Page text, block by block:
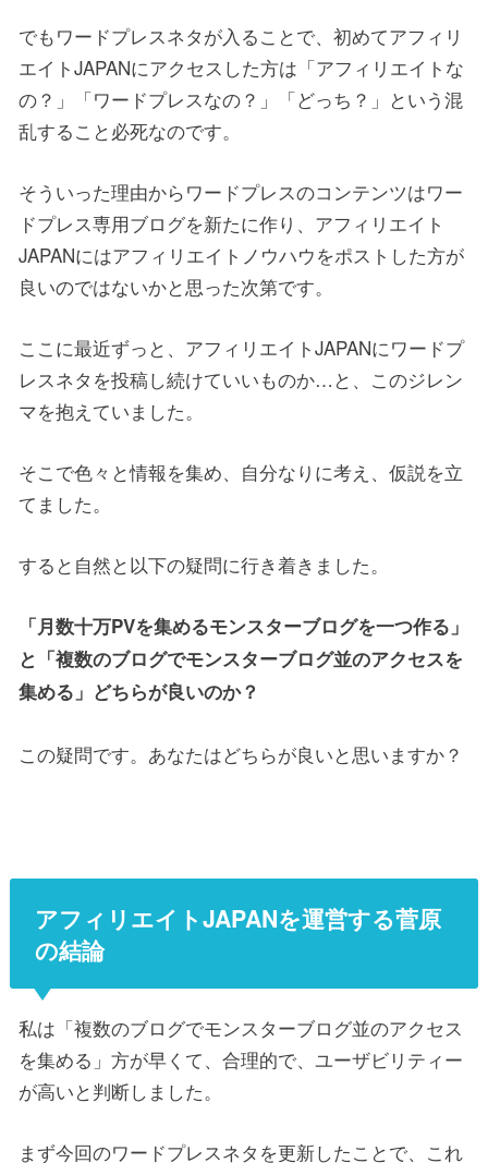
でもワードプレスネタが入ることで、初めてアフィリ
エイトJAPANにアクセスした方は「アフィリエイトな
の？」「ワードプレスなの？」「どっち？」という混
乱すること必死なのです。
そういった理由からワードプレスのコンテンツはワー
ドプレス専用ブログを新たに作り、アフィリエイト
JAPANにはアフィリエイトノウハウをポストした方が
良いのではないかと思った次第です。
ここに最近ずっと、アフィリエイトJAPANにワードプ
レスネタを投稿し続けていいものか…と、このジレン
マを抱えていました。
そこで色々と情報を集め、自分なりに考え、仮説を立
てました。
すると自然と以下の疑問に行き着きました。
「月数十万PVを集めるモンスターブログを一つ作る」
と「複数のブログでモンスターブログ並のアクセスを
集める」どちらが良いのか？
この疑問です。あなたはどちらが良いと思いますか？
アフィリエイトJAPANを運営する菅原
の結論
私は「複数のブログでモンスターブログ並のアクセス
を集める」方が早くて、合理的で、ユーザビリティー
が高いと判断しました。
まず今回のワードプレスネタを更新したことで、これ